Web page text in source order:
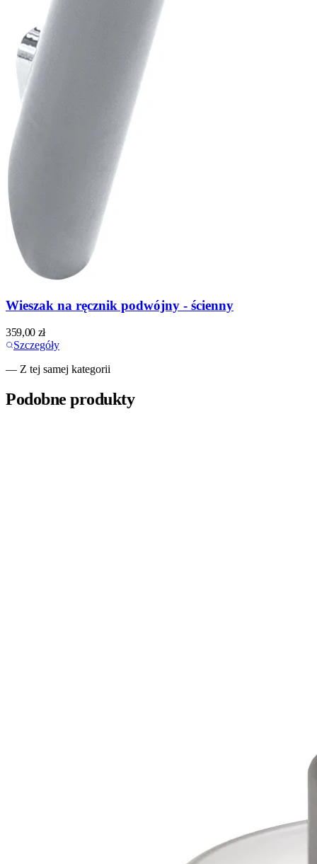
Wieszak na ręcznik podwójny - ścienny
359,00 zł
Szczegóły
— Z tej samej kategorii
Podobne produkty